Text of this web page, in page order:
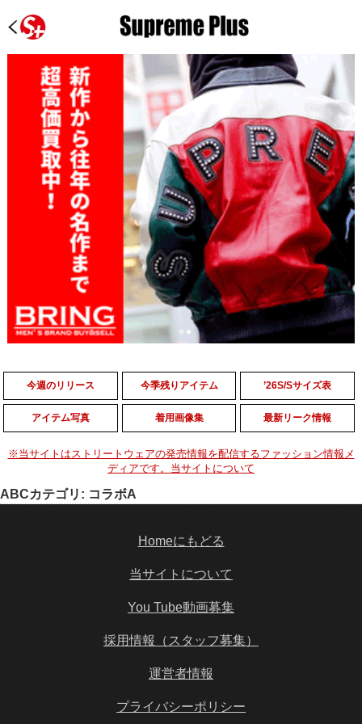
今週のリリース 今季残りアイテム ’26S/Sサイズ表
アイテム写真 着用画像集 最新リーク情報
※当サイトはストリートウェアの発売情報を配信するファッション情報メ
ディアです。当サイトについて
ABCカテゴリ: コラボA
Homeにもどる
当サイトについて
You Tube動画募集
採用情報（スタッフ募集）
運営者情報
プライバシーポリシー